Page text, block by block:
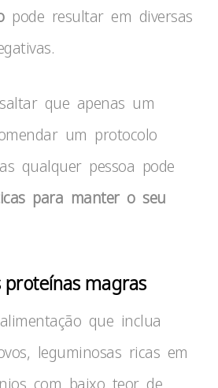
pode resultar em diversas
que apenas um
um protocolo
qualquer pessoa pode
para manter o seu
proteínas magras
que inclua
leguminosas ricas em
com baixo teor de